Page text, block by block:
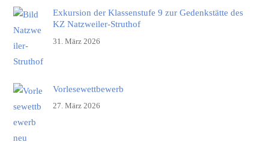
Exkursion der Klassenstufe 9 zur Gedenkstätte des
KZ Natzweiler-Struthof
31. März 2026
Vorlesewettbewerb
27. März 2026